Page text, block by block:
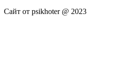
Сайт от psikhoter @ 2023